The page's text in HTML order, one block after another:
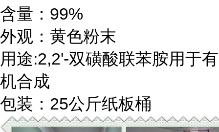
含量：99%
外观：黄色粉末
用途:2,2'-双磺酸联苯胺用于有
机合成
包装：25公斤纸板桶